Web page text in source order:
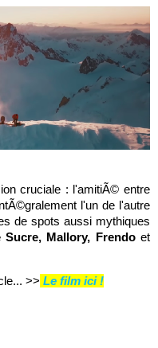
cruciale : l'amitiÃ© entre
l'un de l'autre
de spots aussi mythiques
Sucre, Mallory, Frendo et
>> Le film ici !